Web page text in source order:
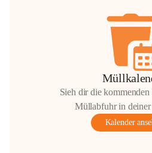
Sieh dir die
Müllabfuhr in deiner
Kalender